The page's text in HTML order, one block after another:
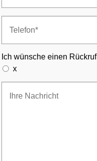
Ich wünsche einen Rückruf
x